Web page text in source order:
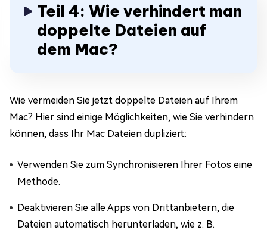
Teil 4: Wie verhindert man
doppelte Dateien auf
dem Mac?
Wie vermeiden Sie jetzt doppelte Dateien auf Ihrem
Mac? Hier sind einige Möglichkeiten, wie Sie verhindern
können, dass Ihr Mac Dateien dupliziert:
Verwenden Sie zum Synchronisieren Ihrer Fotos eine
Methode.
Deaktivieren Sie alle Apps von Drittanbietern, die
Dateien automatisch herunterladen, wie z. B.